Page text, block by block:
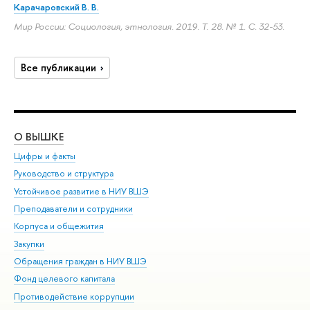
Карачаровский В. В.
Мир России: Социология, этнология. 2019. Т. 28. № 1. С. 32-53.
Все публикации
О ВЫШКЕ
Цифры и факты
Руководство и структура
Устойчивое развитие в НИУ ВШЭ
Преподаватели и сотрудники
Корпуса и общежития
Закупки
Обращения граждан в НИУ ВШЭ
Фонд целевого капитала
Противодействие коррупции